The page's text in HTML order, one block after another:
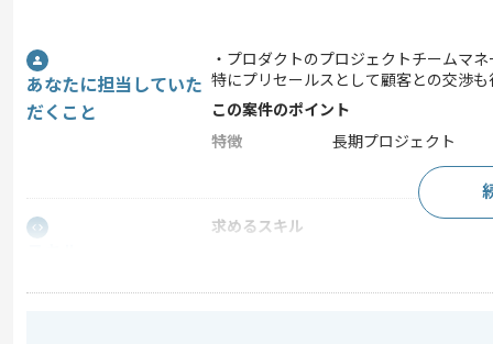
あなたに担当していた
だくこと
・プロダクトのプロジェクトチームマ
特にプリセールスとして顧客との交渉
この案件のポイント
特徴
長期プロジェクト
求めるスキル
歓迎スキル